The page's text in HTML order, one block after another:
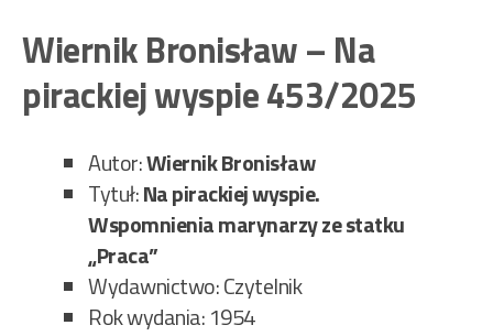
Wiernik Bronisław – Na
pirackiej wyspie 453/2025
Autor:Wiernik Bronisław
Tytuł:Na pirackiej wyspie.
Wspomnienia marynarzy ze statku
„Praca”
Wydawnictwo: Czytelnik
Rok wydania: 1954